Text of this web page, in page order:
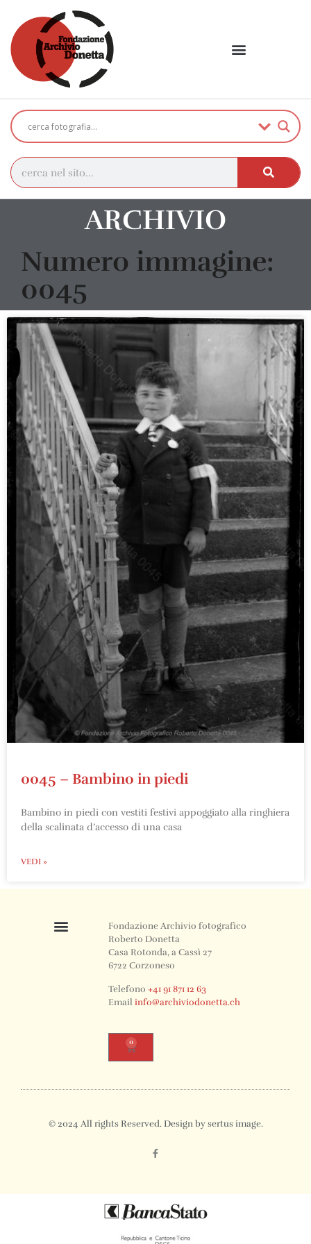
ARCHIVIO
Numero immagine:
0045
0045 – Bambino in piedi
Bambino in piedi con vestiti festivi appoggiato alla ringhiera
della scalinata d’accesso di una casa
VEDI »
Fondazione Archivio fotografico
Roberto Donetta
Casa Rotonda, a Cassì 27
6722 Corzoneso
Telefono+41 91 871 12 63
Emailinfo@archiviodonetta.ch
0
© 2024 All rights Reserved. Design by sertus image.